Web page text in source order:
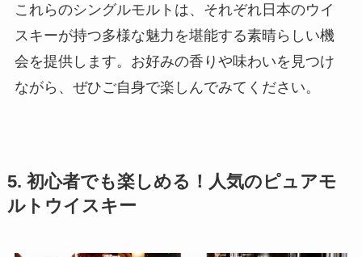
これらのシングルモルトは、それぞれ日本のウイ
スキーが持つ多様な魅力を堪能する素晴らしい機
会を提供します。お好みの香りや味わいを見つけ
ながら、ぜひご自身で楽しんでみてください。
5. 初心者でも楽しめる！人気のピュアモ
ルトウイスキー